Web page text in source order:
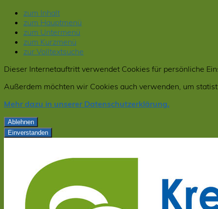
zum Inhalt
zum Hauptmenü
zum Untermenü
zum Kurzmenü
zur Volltextsuche
Dieser Internetauftritt verwendet Cookies für persönliche
Außerdem möchten wir Cookies auch verwenden, um
Mehr dazu in unserer Datenschutzerklärung.
Ablehnen
Einverstanden